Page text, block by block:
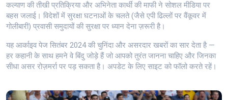
कल्याण की तीखी प्रतिक्रिया और अभिनेता कार्थी की माफी ने सोशल मीडिया पर
बहस जलाई। विदेशों में सुरक्षा घटनाओं के चलते (जैसे एपी ढिल्लों पर वैंकूवर में
गोलीबारी) प्रवासी समुदायों की सुरक्षा पर ध्यान देना ज़रूरी है।
यह आर्काइव पेज सितंबर 2024 की चुनिंदा और असरदार खबरों का सार देता है —
हर कहानी के साथ हमने वे बिंदु जोड़े हैं जो आपको तुरंत जानना चाहिए और जिनका
सीधा असर रोज़मर्रा पर पड़ सकता है। अपडेट के लिए साइट को फॉलो करते रहें।